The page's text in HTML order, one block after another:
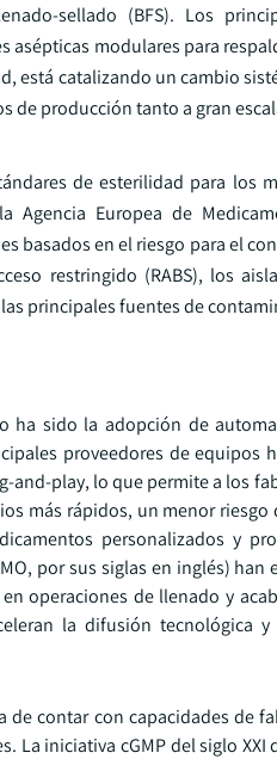
sellado (BFS). Los
modulares para
está catalizando un cambio
producción tanto a gran
de esterilidad para los
Europea de
basados en el riesgo para el
restringido (RABS), los
principales fuentes de
sido la adopción de
proveedores de equipos
play, lo que permite a los
más rápidos, un menor
personalizados y
por sus siglas en inglés)
operaciones de llenado y
la difusión tecnológica
contar con capacidades de
iniciativa cGMP del siglo XXI